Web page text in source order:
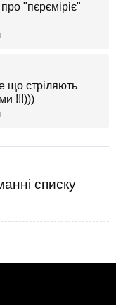
"пєрєміріє"
що стріляють
!!!)))
списку